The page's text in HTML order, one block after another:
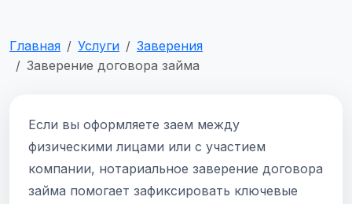
Главная Услуги
Заверения
Заверение договора займа
Если вы оформляете заем между
физическими лицами или с участием
компании, нотариальное заверение договора
займа помогает зафиксировать ключевые